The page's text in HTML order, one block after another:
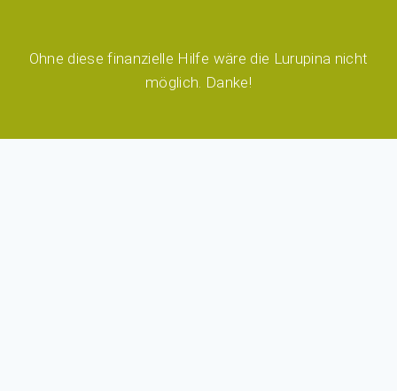
Ohne diese finanzielle Hilfe wäre die Lurupina nicht
möglich. Danke!